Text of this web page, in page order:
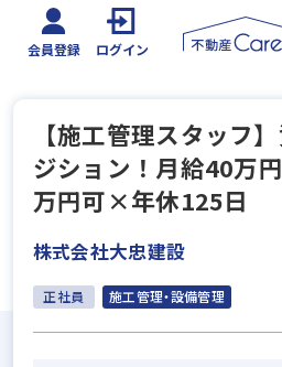
会員登録 ログイン
【施工管理スタッフ
ジション！月給40万
万円可×年休125日
株式会社大忠建設
正社員 施工管理・設備管理